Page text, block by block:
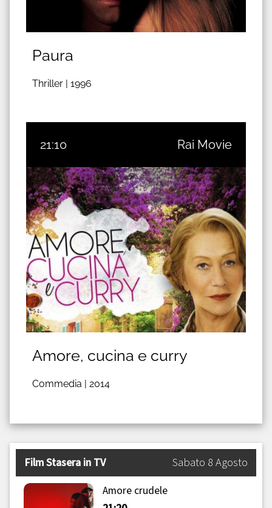
Paura
Thriller | 1996
21:10 Rai Movie
Amore, cucina e curry
Commedia | 2014